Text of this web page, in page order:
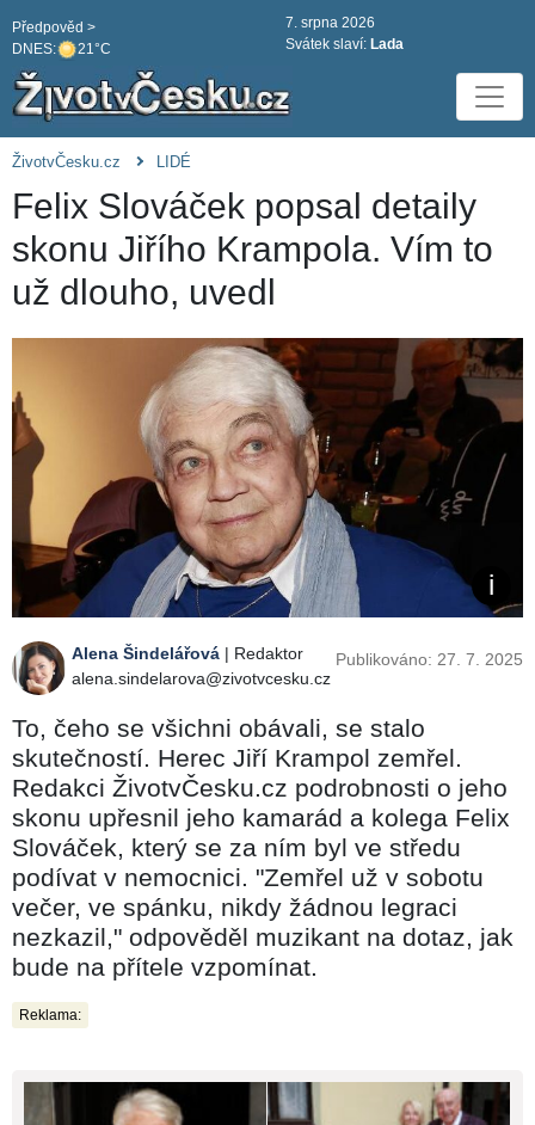
DNES: 21°C
Předpověd >
7. srpna 2026
Svátek slaví: Lada
ŽivotvČesku.cz LIDÉ
Felix Slováček popsal detaily
skonu Jiřího Krampola. Vím to
už dlouho, uvedl
Alena Šindelářová | Redaktor
alena.sindelarova@zivotvcesku.cz
Publikováno: 27. 7. 2025
To, čeho se všichni obávali, se stalo
skutečností. Herec Jiří Krampol zemřel.
Redakci ŽivotvČesku.cz podrobnosti o jeho
skonu upřesnil jeho kamarád a kolega Felix
Slováček, který se za ním byl ve středu
podívat v nemocnici. "Zemřel už v sobotu
večer, ve spánku, nikdy žádnou legraci
nezkazil," odpověděl muzikant na dotaz, jak
bude na přítele vzpomínat.
Reklama: